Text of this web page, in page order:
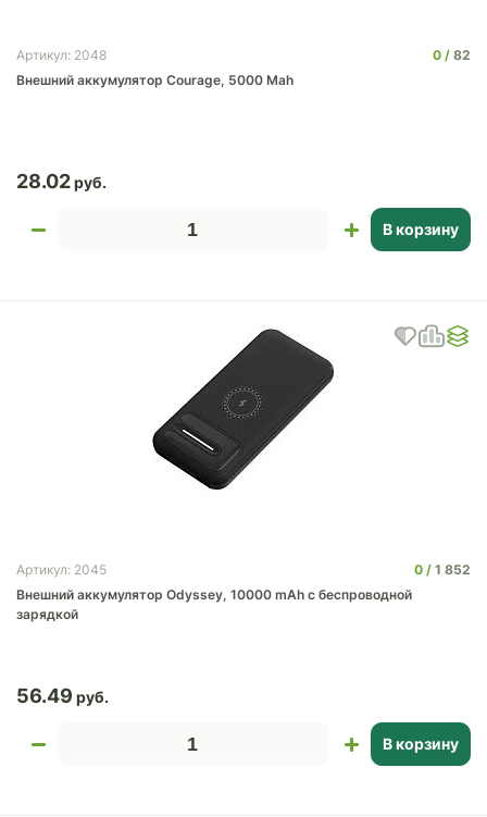
Артикул: 2048 0
82
Внешний аккумулятор Courage, 5000 Mah
28.02
В корзину
Артикул: 2045 0
1 852
Внешний аккумулятор Odyssey, 10000 mAh с беспроводной
зарядкой
56.49
В корзину